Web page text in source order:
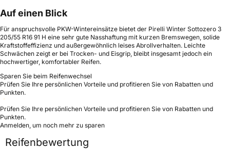
Auf einen Blick
Für anspruchsvolle PKW-Wintereinsätze bietet der Pirelli Winter Sottozero 3
205/55 R16 91 H eine sehr gute Nasshaftung mit kurzen Bremswegen, solide
Kraftstoffeffizienz und außergewöhnlich leises Abrollverhalten. Leichte
Schwächen zeigt er bei Trocken- und Eisgrip, bleibt insgesamt jedoch ein
hochwertiger, komfortabler Reifen.
Sparen Sie beim Reifenwechsel
Prüfen Sie Ihre persönlichen Vorteile und profitieren Sie von Rabatten und
Punkten.
Prüfen Sie Ihre persönlichen Vorteile und profitieren Sie von Rabatten und
Punkten.
Anmelden, um noch mehr zu sparen
Reifenbewertung